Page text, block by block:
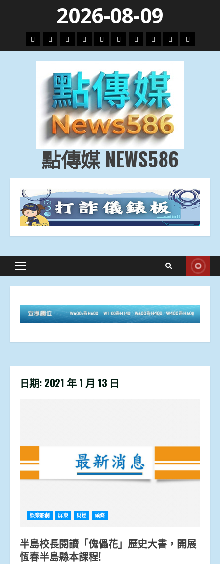
content
2026-08-09
頭
條
財
經
地
方.
會
文
教.
技
專
題
娛
樂
劇
政
治
國
際
運
動
生
活
點傳媒 NEWS586
Primary
日期: 2021 年 1 月 13 日
娛樂影劇 屏東 財經 頭條
半島校長閱讀「傀儡花」歷史大書，開展
恆春半島縣本課程!